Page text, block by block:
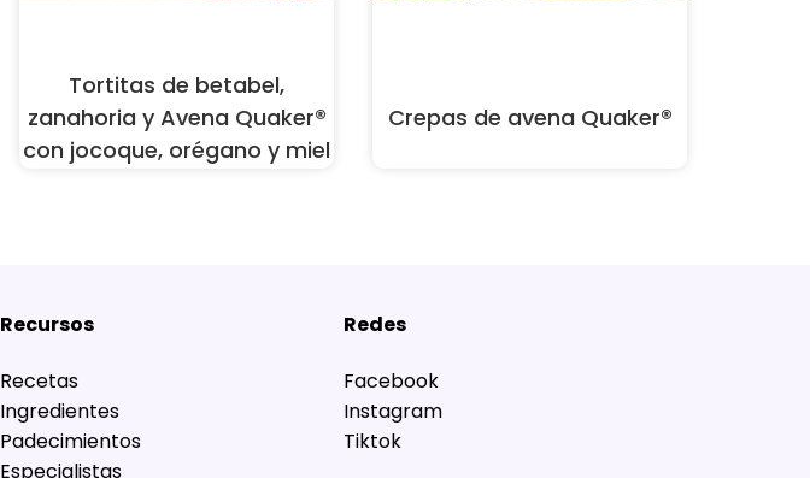
Tortitas de betabel,
zanahoria y Avena Quaker®
con jocoque, orégano y miel
Crepas de avena Quaker®
Recursos
Recetas
Ingredientes
Padecimientos
Especialistas
Redes
Facebook
Instagram
Tiktok